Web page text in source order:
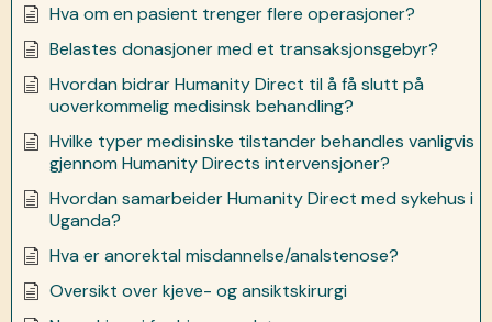
Hva om en pasient trenger flere operasjoner?
Belastes donasjoner med et transaksjonsgebyr?
Hvordan bidrar Humanity Direct til å få slutt på
uoverkommelig medisinsk behandling?
Hvilke typer medisinske tilstander behandles vanligvis
gjennom Humanity Directs intervensjoner?
Hvordan samarbeider Humanity Direct med sykehus i
Uganda?
Hva er anorektal misdannelse/analstenose?
Oversikt over kjeve- og ansiktskirurgi